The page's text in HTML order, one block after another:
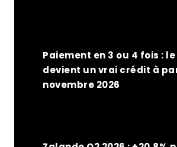
Paiement en 3 ou 4 fois : le
devient un vrai crédit à
novembre 2026